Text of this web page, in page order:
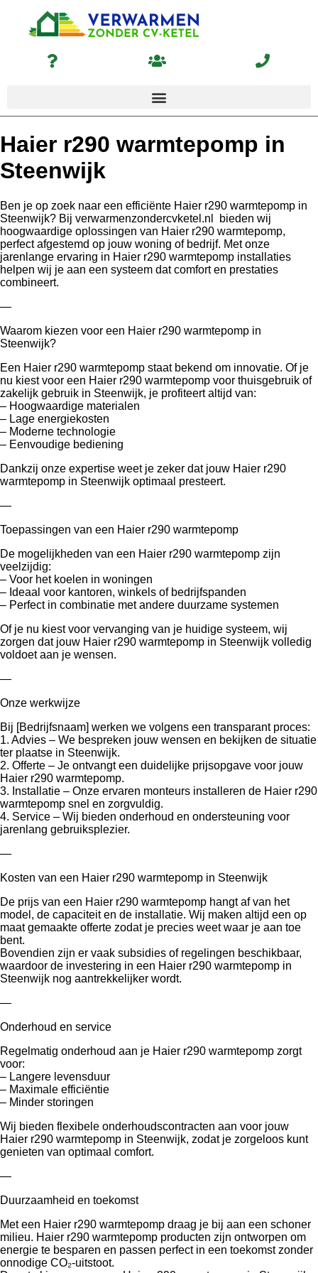
Haier r290 warmtepomp in
Steenwijk
Ben je op zoek naar een efficiënte Haier r290 warmtepomp in
Steenwijk? Bij verwarmenzondercvketel.nl bieden wij
hoogwaardige oplossingen van Haier r290 warmtepomp,
perfect afgestemd op jouw woning of bedrijf. Met onze
jarenlange ervaring in Haier r290 warmtepomp installaties
helpen wij je aan een systeem dat comfort en prestaties
combineert.
—
Waarom kiezen voor een Haier r290 warmtepomp in
Steenwijk?
Een Haier r290 warmtepomp staat bekend om innovatie. Of je
nu kiest voor een Haier r290 warmtepomp voor thuisgebruik of
zakelijk gebruik in Steenwijk, je profiteert altijd van:
– Hoogwaardige materialen
– Lage energiekosten
– Moderne technologie
– Eenvoudige bediening
Dankzij onze expertise weet je zeker dat jouw Haier r290
warmtepomp in Steenwijk optimaal presteert.
—
Toepassingen van een Haier r290 warmtepomp
De mogelijkheden van een Haier r290 warmtepomp zijn
veelzijdig:
– Voor het koelen in woningen
– Ideaal voor kantoren, winkels of bedrijfspanden
– Perfect in combinatie met andere duurzame systemen
Of je nu kiest voor vervanging van je huidige systeem, wij
zorgen dat jouw Haier r290 warmtepomp in Steenwijk volledig
voldoet aan je wensen.
—
Onze werkwijze
Bij [Bedrijfsnaam] werken we volgens een transparant proces:
1. Advies – We bespreken jouw wensen en bekijken de situatie
ter plaatse in Steenwijk.
2. Offerte – Je ontvangt een duidelijke prijsopgave voor jouw
Haier r290 warmtepomp.
3. Installatie – Onze ervaren monteurs installeren de Haier r290
warmtepomp snel en zorgvuldig.
4. Service – Wij bieden onderhoud en ondersteuning voor
jarenlang gebruiksplezier.
—
Kosten van een Haier r290 warmtepomp in Steenwijk
De prijs van een Haier r290 warmtepomp hangt af van het
model, de capaciteit en de installatie. Wij maken altijd een op
maat gemaakte offerte zodat je precies weet waar je aan toe
bent.
Bovendien zijn er vaak subsidies of regelingen beschikbaar,
waardoor de investering in een Haier r290 warmtepomp in
Steenwijk nog aantrekkelijker wordt.
—
Onderhoud en service
Regelmatig onderhoud aan je Haier r290 warmtepomp zorgt
voor:
– Langere levensduur
– Maximale efficiëntie
– Minder storingen
Wij bieden flexibele onderhoudscontracten aan voor jouw
Haier r290 warmtepomp in Steenwijk, zodat je zorgeloos kunt
genieten van optimaal comfort.
—
Duurzaamheid en toekomst
Met een Haier r290 warmtepomp draag je bij aan een schoner
milieu. Haier r290 warmtepomp producten zijn ontworpen om
energie te besparen en passen perfect in een toekomst zonder
onnodige CO₂-uitstoot.